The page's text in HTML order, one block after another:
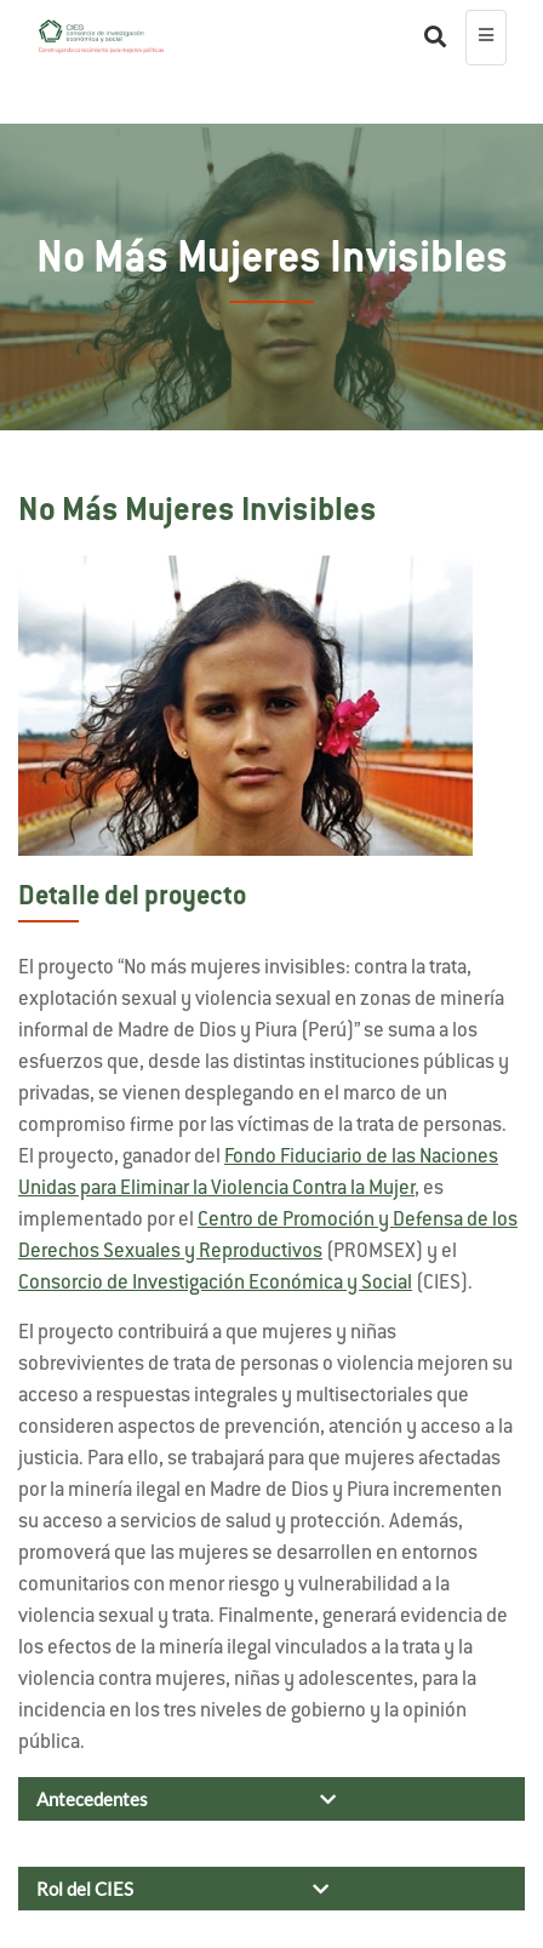
No Más Mujeres Invisibles
No Más Mujeres Invisibles
Detalle del proyecto
El proyecto “No más mujeres invisibles: contra la trata,
explotación sexual y violencia sexual en zonas de minería
informal de Madre de Dios y Piura (Perú)” se suma a los
esfuerzos que, desde las distintas instituciones públicas y
privadas, se vienen desplegando en el marco de un
compromiso firme por las víctimas de la trata de personas.
El proyecto, ganador del
Fondo Fiduciario de las Naciones
Unidas para Eliminar la Violencia Contra la Mujer, es
implementado por el Centro de Promoción y Defensa de los
Derechos Sexuales y Reproductivos (PROMSEX) y el
Consorcio de Investigación Económica y Social
(CIES).
El proyecto contribuirá a que mujeres y niñas
sobrevivientes de trata de personas o violencia mejoren su
acceso a respuestas integrales y multisectoriales que
consideren aspectos de prevención, atención y acceso a la
justicia. Para ello, se trabajará para que mujeres afectadas
por la minería ilegal en Madre de Dios y Piura incrementen
su acceso a servicios de salud y protección. Además,
promoverá que las mujeres se desarrollen en entornos
comunitarios con menor riesgo y vulnerabilidad a la
violencia sexual y trata. Finalmente, generará evidencia de
los efectos de la minería ilegal vinculados a la trata y la
violencia contra mujeres, niñas y adolescentes, para la
incidencia en los tres niveles de gobierno y la opinión
pública.
Antecedentes
Rol del CIES